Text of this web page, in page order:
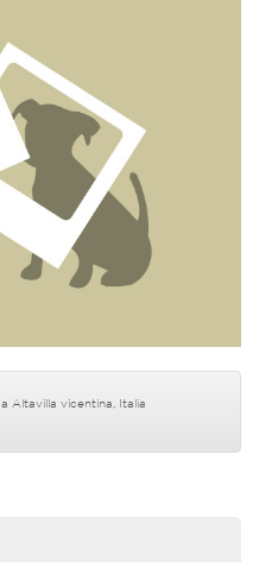
a Altavilla vicentina, Italia